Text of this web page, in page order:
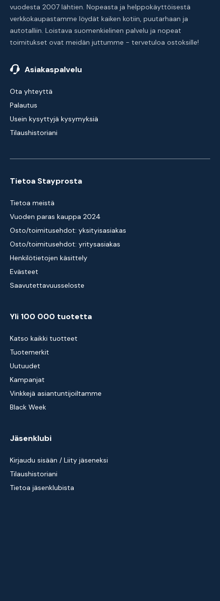
vuodesta 2007 lähtien. Nopeasta ja helppokäyttöisestä
verkkokaupastamme löydät kaiken kotiin, puutarhaan ja
autotalliin. Loistava suomenkielinen palvelu ja nopeat
toimitukset ovat meidän juttumme - tervetuloa ostoksille!
Asiakaspalvelu
Ota yhteyttä
Palautus
Usein kysyttyjä kysymyksiä
Tilaushistoriani
Tietoa Stayprosta
Tietoa meistä
Vuoden paras kauppa 2024
Osto/toimitusehdot: yksityisasiakas
Osto/toimitusehdot: yritysasiakas
Henkilötietojen käsittely
Evästeet
Saavutettavuusseloste
Yli 100 000 tuotetta
Katso kaikki tuotteet
Tuotemerkit
Uutuudet
Kampanjat
Vinkkejä asiantuntijoiltamme
Black Week
Jäsenklubi
Kirjaudu sisään / Liity jäseneksi
Tilaushistoriani
Tietoa jäsenklubista